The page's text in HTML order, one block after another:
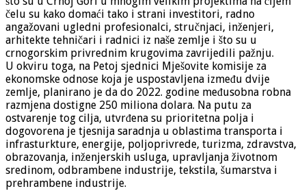
čelu su kako domaći tako i strani investitori, radno
angažovani ugledni profesionalci, stručnjaci, inženjeri,
arhitekte tehničari i radnici iz naše zemlje i što su u
crnogorskim privrednim krugovima zavrijedili pažnju.
U okviru toga, na Petoj sjednici Mješovite komisije za
ekonomske odnose koja je uspostavljena između dvije
zemlje, planirano je da do 2022. godine međusobna robna
razmjena dostigne 250 miliona dolara. Na putu za
ostvarenje tog cilja, utvrđena su prioritetna polja i
dogovorena je tjesnija saradnja u oblastima transporta i
infrasturkture, energije, poljoprivrede, turizma, zdravstva,
obrazovanja, inženjerskih usluga, upravljanja životnom
sredinom, odbrambene industrije, tekstila, šumarstva i
prehrambene industrije.